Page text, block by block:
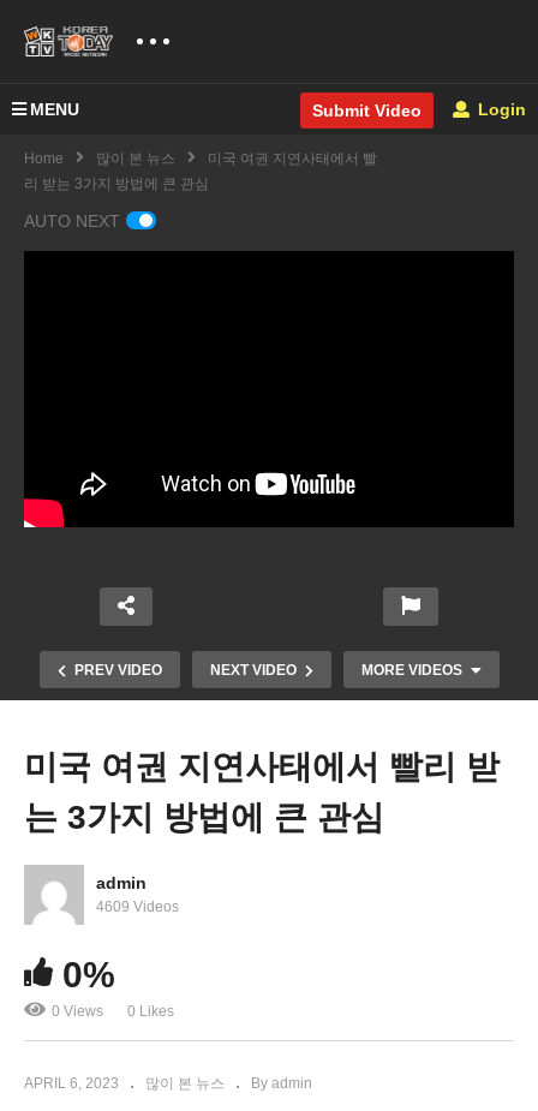
MENU Submit Video Login
Home 많이 본 뉴스
미국 여권 지연사태에서 빨
리 받는 3가지 방법에 큰 관심
AUTO NEXT
PREV VIDEO NEXT VIDEO MORE VIDEOS
LA 5200달러, DC 4600달러’
미국 여권 지연사태에서 빨리 받
는 3가지 방법에 큰 관심
admin
4609 Videos
0%
0 Views 0 Likes
APRIL 6, 2023 많이 본 뉴스 By admin